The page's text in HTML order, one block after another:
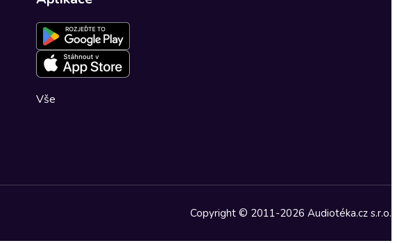
Vše
Copyright © 2011-2026 Audiotéka.cz s.r.o.